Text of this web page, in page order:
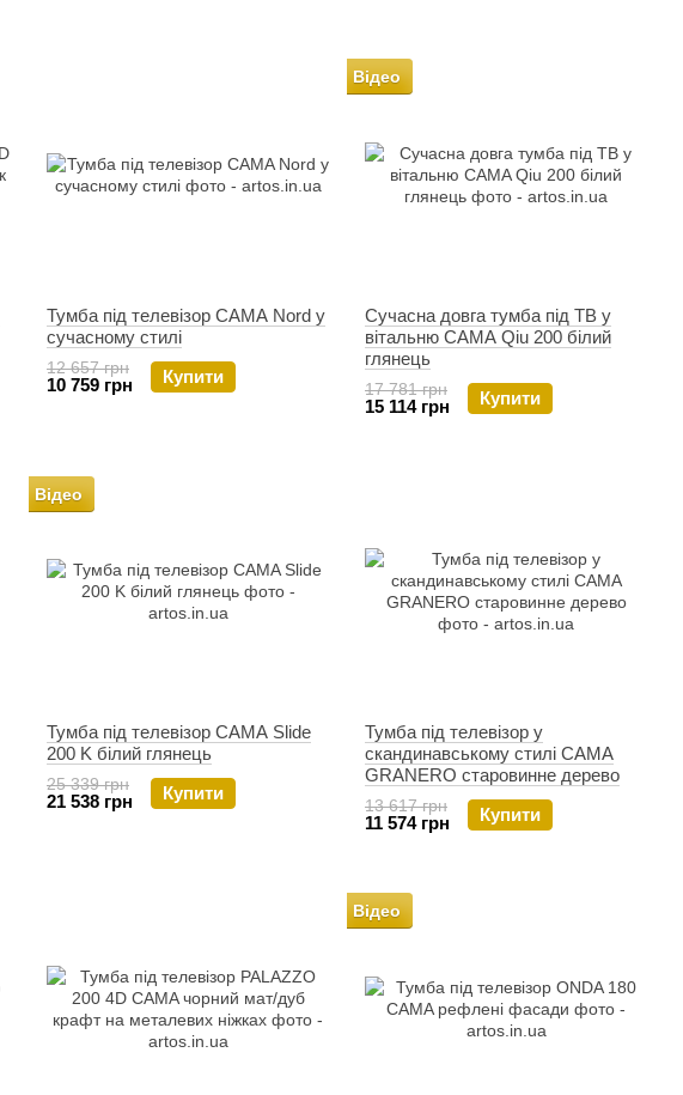
Тумба під телевізор CAMA Nord у
сучасному стилі
12 657 грн
10 759 грн Купити
Відео
Сучасна довга тумба під ТВ у
вітальню CAMA Qiu 200 білий
глянець
17 781 грн
15 114 грн Купити
Відео
Тумба під телевізор CAMA Slide
200 K білий глянець
25 339 грн
21 538 грн Купити
Тумба під телевізор у
скандинавському стилі CAMA
GRANERO старовинне дерево
13 617 грн
11 574 грн Купити
Відео